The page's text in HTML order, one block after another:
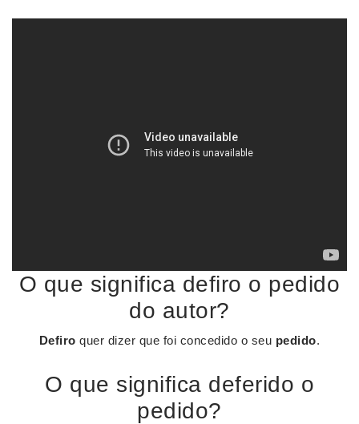
O que significa defiro o pedido
do autor?
Defiro quer dizer que foi concedido o seu pedido.
O que significa deferido o
pedido?